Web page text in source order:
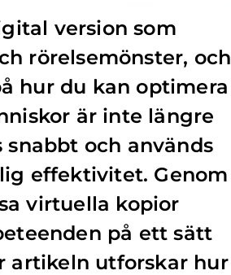
version som
rörelsemönster, och
hur du kan optimera
är inte längre
och används
effektivitet. Genom
virtuella kopior
på ett sätt
artikeln utforskar hur